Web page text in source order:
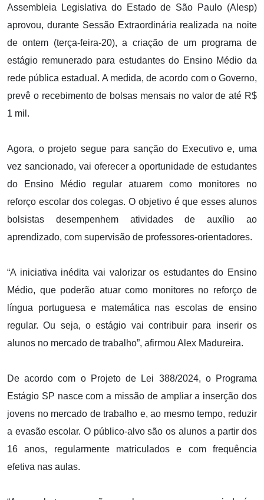
Assembleia Legislativa do Estado de São Paulo (Alesp)
aprovou, durante Sessão Extraordinária realizada na noite
de ontem (terça-feira-20), a criação de um programa de
estágio remunerado para estudantes do Ensino Médio da
rede pública estadual. A medida, de acordo com o Governo,
prevê o recebimento de bolsas mensais no valor de até R$
1 mil.
Agora, o projeto segue para sanção do Executivo e, uma
vez sancionado, vai oferecer a oportunidade de estudantes
do Ensino Médio regular atuarem como monitores no
reforço escolar dos colegas. O objetivo é que esses alunos
bolsistas desempenhem atividades de auxílio ao
aprendizado, com supervisão de professores-orientadores.
“A iniciativa inédita vai valorizar os estudantes do Ensino
Médio, que poderão atuar como monitores no reforço de
língua portuguesa e matemática nas escolas de ensino
regular. Ou seja, o estágio vai contribuir para inserir os
alunos no mercado de trabalho”, afirmou Alex Madureira.
De acordo com o Projeto de Lei 388/2024, o Programa
Estágio SP nasce com a missão de ampliar a inserção dos
jovens no mercado de trabalho e, ao mesmo tempo, reduzir
a evasão escolar. O público-alvo são os alunos a partir dos
16 anos, regularmente matriculados e com frequência
efetiva nas aulas.